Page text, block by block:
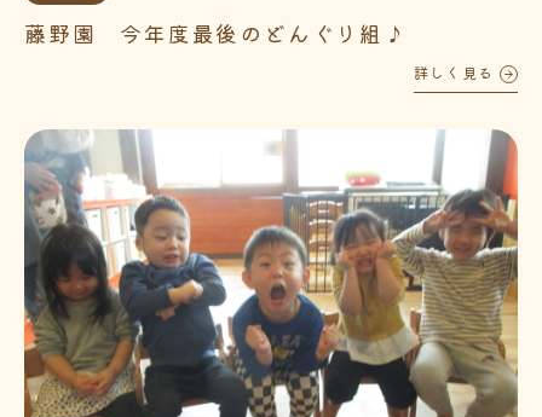
藤野園 今年度最後のどんぐり組♪
詳しく見る